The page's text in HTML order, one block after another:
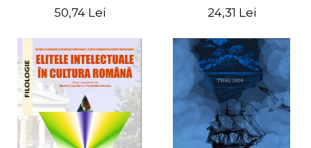
50,74 Lei 24,31 Lei